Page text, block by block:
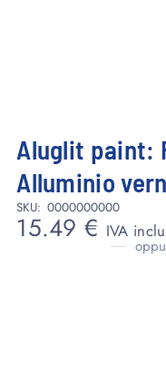
Aluglit paint:
Alluminio
SKU: 0000000000
15.49€ IVA